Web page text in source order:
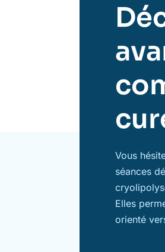
Vous
séances
Elles
orienté